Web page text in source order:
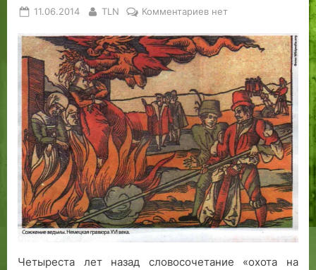
Posted
11.06.2014 By
TLN Комментариевк
«Просей
мне
денег
и
брось
на
землю»:
охота
на
ведьм
в
былом
Ревеле
нет
Четыреста лет назад словосочетание «охота на